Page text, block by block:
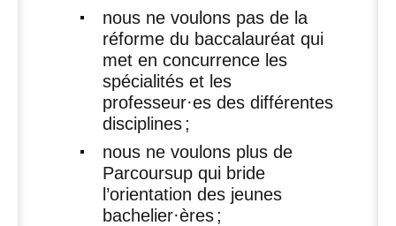
nous ne voulons pas de la
réforme du baccalauréat qui
met en concurrence les
spécialités et les
professeur·es des différentes
disciplines;
nous ne voulons plus de
Parcoursup qui bride
l’orientation des jeunes
bachelier·ères;